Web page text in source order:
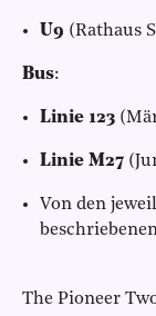
U9 (Rathaus
Bus:
Linie 123
Linie M27
Von den
The Pioneer